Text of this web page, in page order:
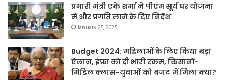
प्रभारी मंत्री एके शर्मा ने पीएम सूर्य घर योजना
में और प्रगति लाने के दिए निर्देश
January 25, 2025
Budget 2024: महिलाओं के लिए किया बड़ा
ऐलान, इंफ्रा को दी भारी रकम, किसानों-
मिडिल क्लास-युवाओं को बजट में मिला क्या?